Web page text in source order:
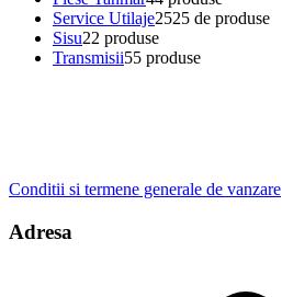
Service Utilaje2525 de produse
Sisu22 produse
Transmisii55 produse
Conditii si termene generale de vanzare
Adresa